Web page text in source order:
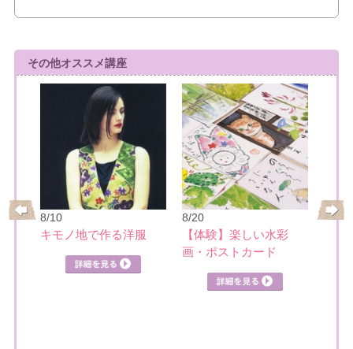
その他オススメ講座
8/10
キモノ地で作る洋服
8/20
【体験】楽しい水彩
画・ポストカード